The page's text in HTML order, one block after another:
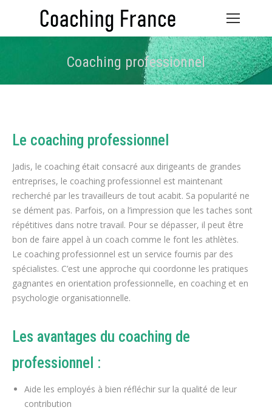
Coaching professionnel
Vous êtes ici :
Le coaching professionnel
Jadis, le coaching était consacré aux dirigeants de grandes
entreprises, le coaching professionnel est maintenant
recherché par les travailleurs de tout acabit. Sa popularité ne
se dément pas. Parfois, on a l’impression que les taches sont
répétitives dans notre travail. Pour se dépasser, il peut être
bon de faire appel à un coach comme le font les athlètes.
Le coaching professionnel est un service fournis par des
spécialistes. C’est une approche qui coordonne les pratiques
gagnantes en orientation professionnelle, en coaching et en
psychologie organisationnelle.
Les avantages du coaching de
professionnel :
Aide les employés à bien réfléchir sur la qualité de leur
contribution